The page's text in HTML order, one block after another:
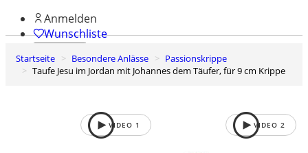
Anmelden
Wunschliste
0
Warenkorb
Startseite Besondere Anlässe
Passionskrippe
Taufe Jesu im Jordan mit Johannes dem Täufer, für 9 cm Krippe
VIDEO 1 VIDEO 2